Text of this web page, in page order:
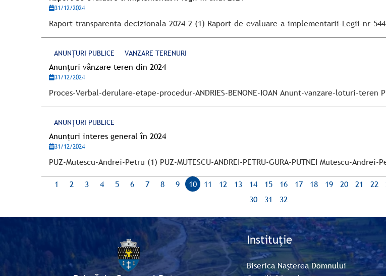
31/12/2024
Raport-transparenta-decizionala-2024-2 (1) Raport-de-evaluare-a-implementarii-Legii-nr-
ANUNȚURI PUBLICE VANZARE TERENURI
Anunțuri vânzare teren din 2024
31/12/2024
Proces-Verbal-derulare-etape-procedur-ANDRIES-BENONE-IOAN Anunt-vanzare-loturi-teren
ANUNȚURI PUBLICE
Anunțuri interes general în 2024
31/12/2024
PUZ-Mutescu-Andrei-Petru (1) PUZ-MUTESCU-ANDREI-PETRU-GURA-PUTNEI Mutescu-
1
2 3 4 5 6 7 8 9 10 11 12 13 14 15 16 17 18 19 20 21 22
30
31 32
Instituție
Biserica Nașterea Domnului